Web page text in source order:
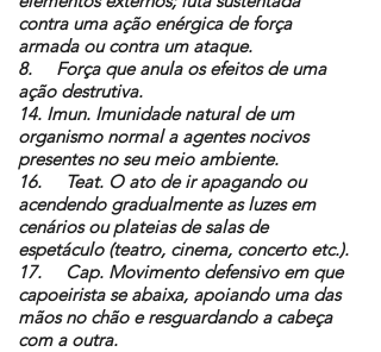
contra uma ação enérgica de força
armada ou contra um ataque.
8. Força que anula os efeitos de uma
ação destrutiva.
14. Imun. Imunidade natural de um
organismo normal a agentes nocivos
presentes no seu meio ambiente.
16. Teat. O ato de ir apagando ou
acendendo gradualmente as luzes em
cenários ou plateias de salas de
espetáculo (teatro, cinema, concerto etc.).
17. Cap. Movimento defensivo em que
capoeirista se abaixa, apoiando uma das
mãos no chão e resguardando a cabeça
com a outra.